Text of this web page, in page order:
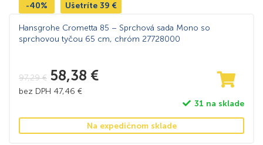
-40% Ušetríte 39 €
Hansgrohe Crometta 85 – Sprchová sada Mono so
sprchovou tyčou 65 cm, chróm 27728000
97,29€ 58,38 €
bez DPH 47,46 €
31 na sklade
Na expedičnom sklade